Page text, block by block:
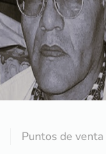
Puntos de venta